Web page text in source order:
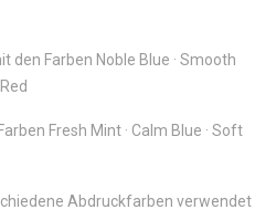
den Farben Noble Blue · Smooth
Fresh Mint · Calm Blue · Soft
Abdruckfarben verwendet